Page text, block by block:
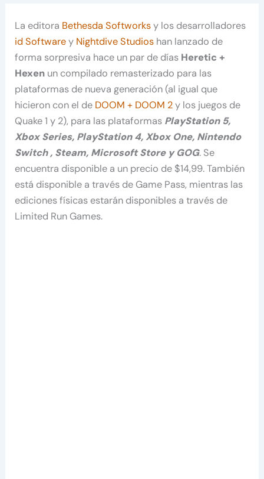
La editora Bethesda Softworksy los desarrolladores
id Softwarey Nightdive Studios han lanzado de
forma sorpresiva hace un par de días Heretic +
Hexen un compilado remasterizado para las
plataformas de nueva generación (al igual que
hicieron con el de DOOM + DOOM 2y los juegos de
Quake 1 y 2), para las plataformas PlayStation 5,
Xbox Series, PlayStation 4, Xbox One, Nintendo
Switch, Steam, Microsoft Store y GOG. Se
encuentra disponible a un precio de $14,99. También
está disponible a través de Game Pass, mientras las
ediciones físicas estarán disponibles a través de
Limited Run Games.